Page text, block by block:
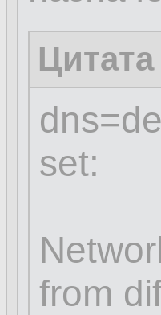
Цитата
set:
from